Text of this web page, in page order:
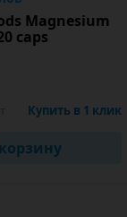
Magnesium
caps
Купить в 1 клик